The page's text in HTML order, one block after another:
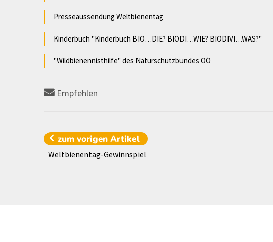
Presseaussendung Weltbienentag
Kinderbuch "Kinderbuch BIO…DIE? BIODI…WIE? BIODIVI…WAS?"
"Wildbienennisthilfe" des Naturschutzbundes OÖ
Empfehlen
zum vorigenArtikel
Weltbienentag-Gewinnspiel